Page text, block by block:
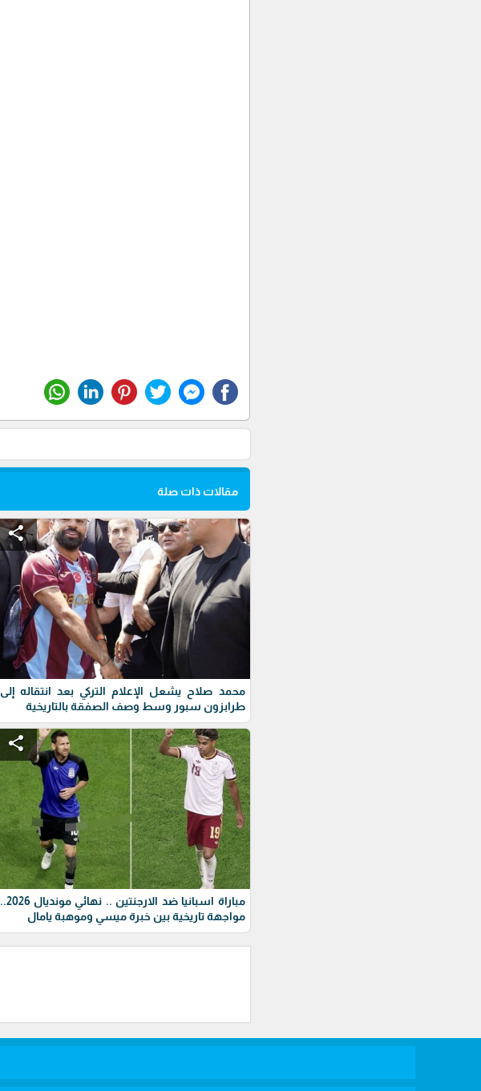
مقالات ذات صلة
share
محمد صلاح يشعل الإعلام التركي بعد انتقاله إلى
طرابزون سبور وسط وصف الصفقة بالتاريخية
share
مباراة اسبانيا ضد الارجنتين .. نهائي مونديال 2026..
مواجهة تاريخية بين خبرة ميسي وموهبة يامال